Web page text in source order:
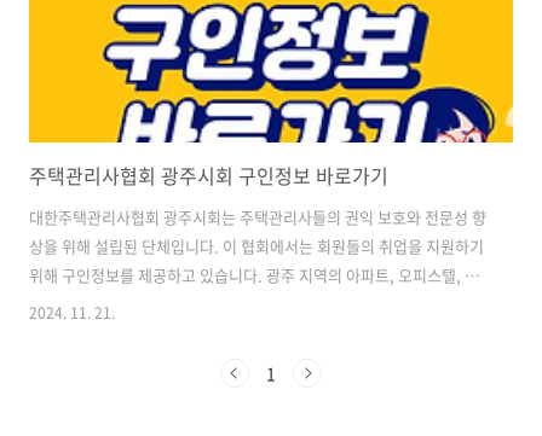
주택관리사협회 광주시회 구인정보 바로가기
대한주택관리사협회 광주시회는 주택관리사들의 권익 보호와 전문성 향
상을 위해 설립된 단체입니다. 이 협회에서는 회원들의 취업을 지원하기
위해 구인정보를 제공하고 있습니다. 광주 지역의 아파트, 오피스텔, 빌
딩 등에서 필요로 하는 다양한 직종의 구인 공고를 한 곳에서 확인할 수
시판에는 소장, 전기, 설비, 소방, 경리, 경비, 미화 등 다양한 직종의 구
2024. 11. 21.
1